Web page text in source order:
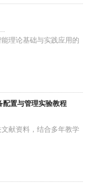
理论基础与实践应用的
配置与管理实验教程
献资料，结合多年教学